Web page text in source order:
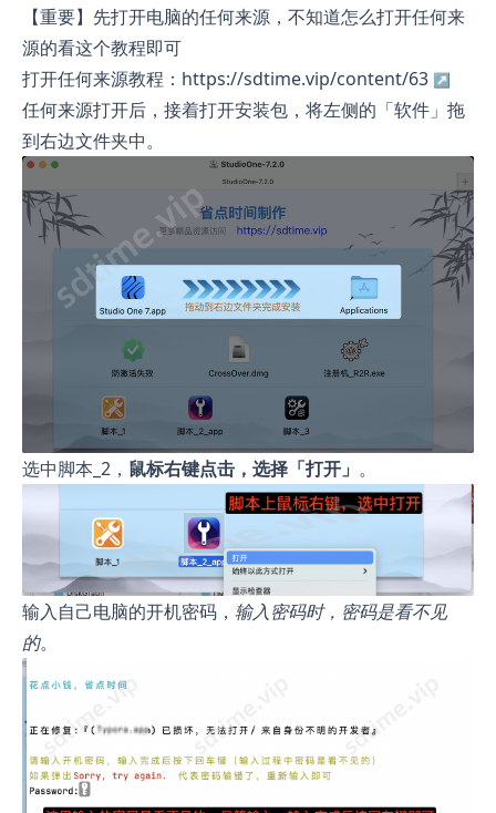
【重要】先打开电脑的任何来源，不知道怎么打开任何来
源的看这个教程即可
打开任何来源教程：https://sdtime.vip/content/63
任何来源打开后，接着打开安装包，将左侧的「软件」拖
到右边文件夹中。
选中脚本_2， 鼠标右键点击，选择「打开」 。
输入自己电脑的开机密码， 输入密码时，密码是看不见
的。